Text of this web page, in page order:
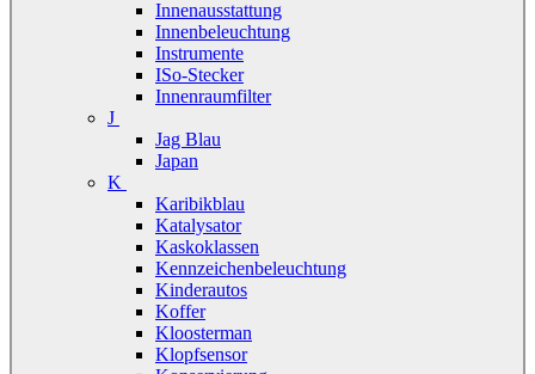
Innenausstattung
Innenbeleuchtung
Instrumente
ISo-Stecker
Innenraumfilter
J
Jag Blau
Japan
K
Karibikblau
Katalysator
Kaskoklassen
Kennzeichenbeleuchtung
Kinderautos
Koffer
Kloosterman
Klopfsensor